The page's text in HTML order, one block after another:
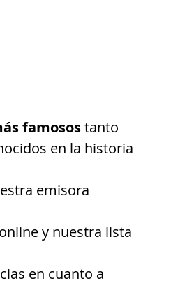
famosos tanto
en la historia
emisora
y nuestra lista
en cuanto a